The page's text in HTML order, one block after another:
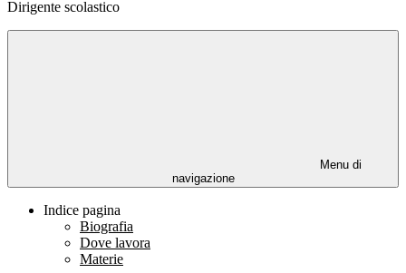
Dirigente scolastico
Menu di
navigazione
Indice pagina
Biografia
Dove lavora
Materie